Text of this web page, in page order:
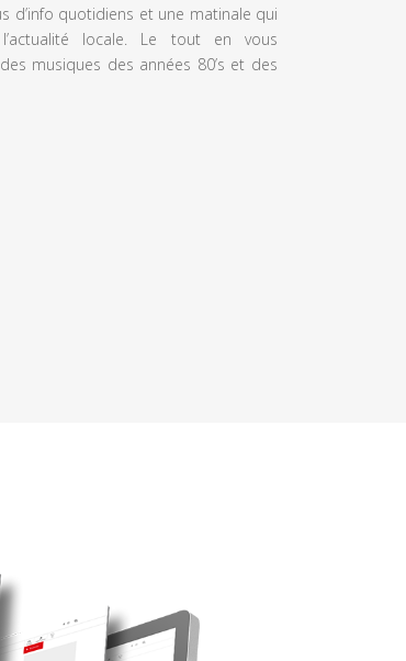
d’info quotidiens et une matinale qui
locale. Le tout en vous
musiques des années 80’s et des